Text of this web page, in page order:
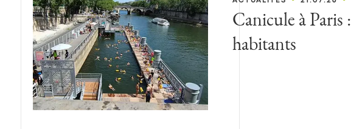
Canicule à Paris
habitants